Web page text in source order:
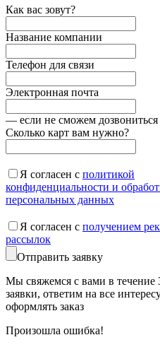
Как вас зовут?
Название компании
Телефон для связи
Электронная почта
— если не сможем дозвониться
Сколько карт вам нужно?
Я согласен с политикой
конфиденциальности и
персональных данных
Я согласен с получением
рассылок
Отправить заявку
Мы свяжемся с вами в течение
заявки, ответим на все
оформлять заказ
Произошла ошибка!